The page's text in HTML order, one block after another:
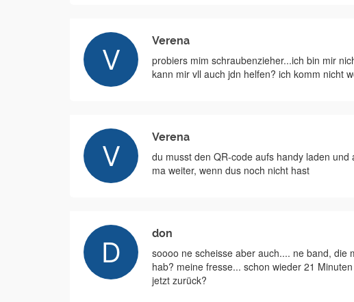
Verena
probiers mim schraubenzieher...ich bin mir
kann mir vll auch jdn helfen? ich komm nicht
Verena
du musst den QR-code aufs handy laden
ma weiter, wenn dus noch nicht hast
don
soooo ne scheisse aber auch.... ne band, die
hab? meine fresse... schon wieder 21
jetzt zurück?